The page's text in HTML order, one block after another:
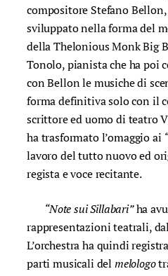
compositore Stefano Bellon,
sviluppato nella forma del
della Thelonious Monk Big
Tonolo, pianista che ha poi
con Bellon le musiche di
forma definitiva solo con il
scrittore ed uomo di teatro
ha trasformato l’omaggio ai
lavoro del tutto nuovo ed
regista e voce recitante.
“Note sui Sillabari”ha
rappresentazioni teatrali,
L’orchestra ha quindi
parti musicali del melologo